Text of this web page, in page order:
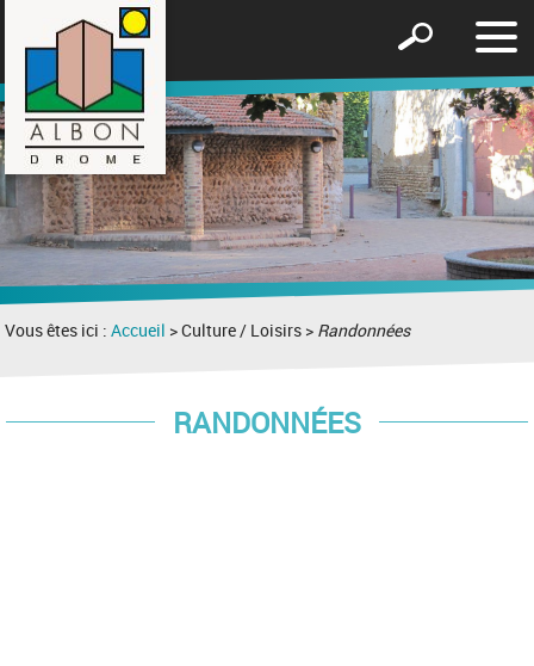
le
Afficher
formulaire
de
recherche
Vous êtes ici :Accueil > Culture / Loisirs > Randonnées
RANDONNÉES